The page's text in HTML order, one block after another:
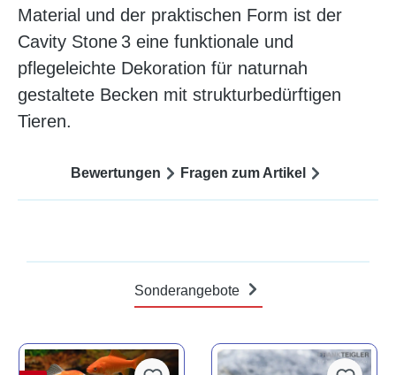
Material und der praktischen Form ist der
Cavity Stone 3 eine funktionale und
pflegeleichte Dekoration für naturnah
gestaltete Becken mit strukturbedürftigen
Tieren.
Bewertungen Fragen zum Artikel
Sonderangebote